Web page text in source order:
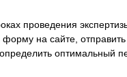
проведения
на сайте,
оптимальный